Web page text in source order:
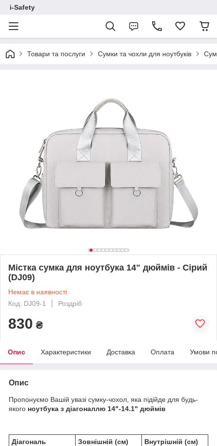
i-Safety
Товари та послуги Сумки та чохли для ноутбуків
Містка сумка для ноутбука 14" дюймів - Сірий
(DJ09)
Немає в наявності
Код: DJ09-1
Роздріб
830 ₴
Опис Характеристики Доставка Оплата Умови
Опис
Пропонуємо Вашій увазі сумку-чохол, яка підійде для будь-
якого ноутбука з діагоналлю 14"-14.1" дюймів
Діагональ Зовнішній (см)
Внутрішній (см)